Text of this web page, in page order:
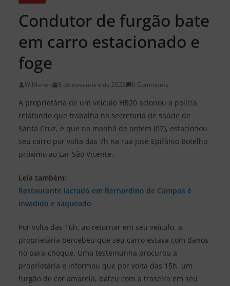
Condutor de furgão bate
em carro estacionado e
foge
W.Menon 8 de novembro de 2023 0 Comments
A proprietária de um veículo HB20 acionou a polícia
relatando que trabalha na secretaria de saúde de
Santa Cruz, e que na manhã de ontem (07), estacionou
seu carro por volta das 7h na rua José Epifânio Botelho
próximo ao Lar São Vicente.
Leia também:
Restaurante lacrado em Bernardino de Campos é
invadido e saqueado
Por volta das 16h, ao retornar em seu veículo, a
proprietária percebeu que seu carro estava com danos
no para-choque. Uma testemunha procurou a
proprietária e informou que por volta das 15h, um
furgão de cor amarela, bateu com a traseira em seu